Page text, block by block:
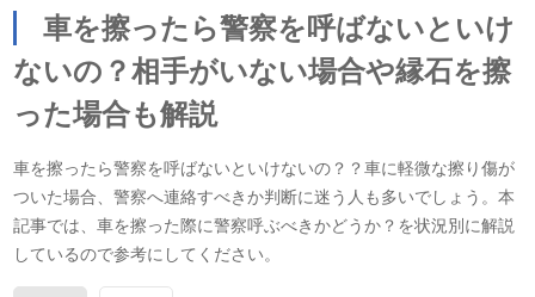
車を擦ったら警察を呼ばないといけ
ないの？相手がいない場合や縁石を擦
った場合も解説
車を擦ったら警察を呼ばないといけないの？？車に軽微な擦り傷が
ついた場合、警察へ連絡すべきか判断に迷う人も多いでしょう。本
記事では、車を擦った際に警察呼ぶべきかどうか？を状況別に解説
しているので参考にしてください。